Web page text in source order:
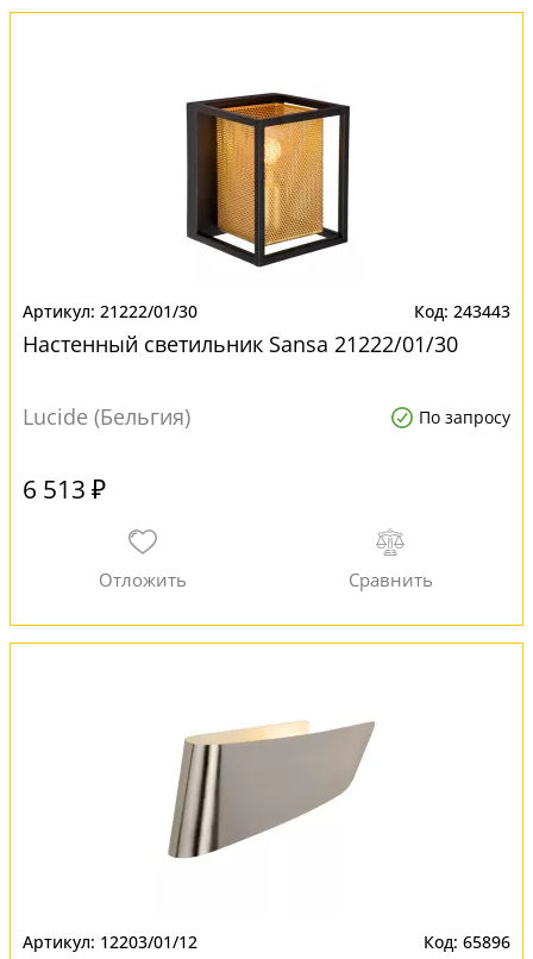
21222/01/30 243443
Настенный светильник Sansa 21222/01/30
Lucide (Бельгия) По запросу
6 513 ₽
12203/01/12 65896